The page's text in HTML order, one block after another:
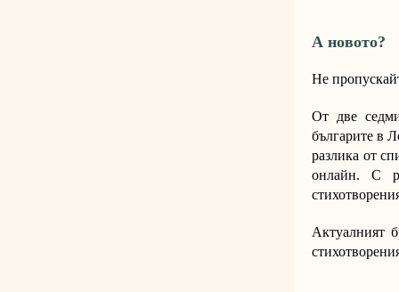
А новото?
Не
От две
българите в
разлика от
онлайн. С
Актуалният